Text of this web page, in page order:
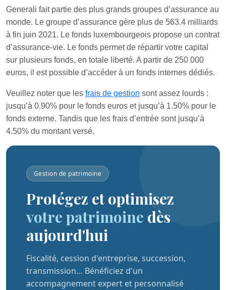
Generali fait partie des plus grands groupes d’assurance au
monde. Le groupe d’assurance gère plus de 563.4 milliards
à fin juin 2021. Le fonds luxembourgeois propose un contrat
d’assurance-vie. Le fonds permet de répartir votre capital
sur plusieurs fonds, en totale liberté. A partir de 250 000
euros, il est possible d’accéder à un fonds internes dédiés.
Veuillez noter que les frais de gestion sont assez lourds :
jusqu’à 0.90% pour le fonds euros et jusqu’à 1.50% pour le
fonds externe. Tandis que les frais d’entrée sont jusqu’à
4.50% du montant versé.
Gestion de patrimoine
Protégez et optimisez
votre patrimoine dès
aujourd'hui
Fiscalité, cession d'entreprise, succession,
transmission… Bénéficiez d'un
accompagnement expert et personnalisé